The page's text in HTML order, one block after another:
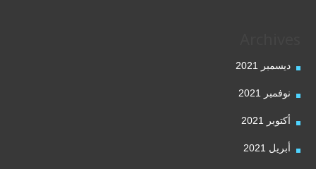
ديسمبر 2021
نوفمبر 2021
أكتوبر 2021
أبريل 2021